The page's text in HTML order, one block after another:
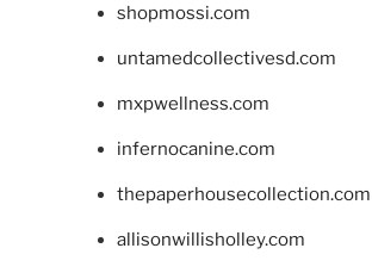
shopmossi.com
untamedcollectivesd.com
mxpwellness.com
infernocanine.com
thepaperhousecollection.com
allisonwillisholley.com